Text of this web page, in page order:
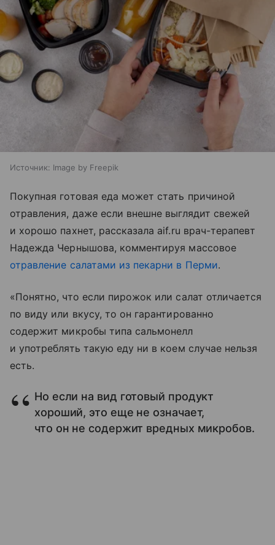
Источник: Image by Freepik
Покупная готовая еда может стать причиной
отравления, даже если внешне выглядит свежей
и хорошо пахнет, рассказала aif.ru врач-терапевт
Надежда Чернышова, комментируя массовое
отравление салатами из пекарни в Перми.
«Понятно, что если пирожок или салат отличается
по виду или вкусу, то он гарантированно
содержит микробы типа сальмонелл
и употреблять такую еду ни в коем случае нельзя
есть.
Но если на вид готовый продукт
хороший, это еще не означает,
что он не содержит вредных микробов.